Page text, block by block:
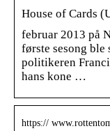
House of Cards
februar 2013 på
første sesong
politikeren
hans kone …
https://